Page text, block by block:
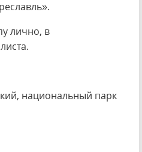
лично, в
национальный парк